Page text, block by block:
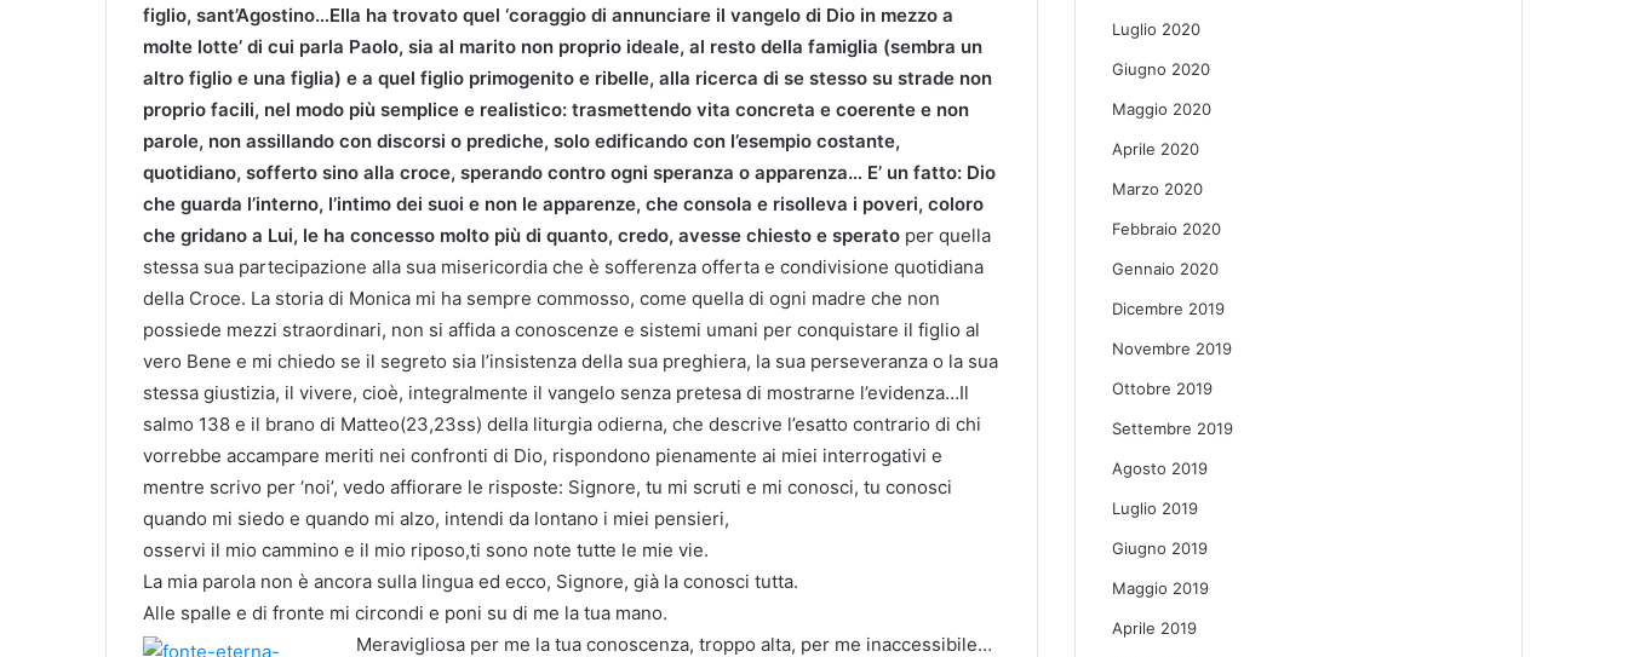
figlio, sant’Agostino…Ella ha trovato quel ‘coraggio di annunciare il vangelo di Dio in mezzo a
molte lotte’ di cui parla Paolo, sia al marito non proprio ideale, al resto della famiglia (sembra un
altro figlio e una figlia) e a quel figlio primogenito e ribelle, alla ricerca di se stesso su strade non
proprio facili, nel modo più semplice e realistico: trasmettendo vita concreta e coerente e non
parole, non assillando con discorsi o prediche, solo edificando con l’esempio costante,
quotidiano, sofferto sino alla croce, sperando contro ogni speranza o apparenza… E’ un fatto: Dio
che guarda l’interno, l’intimo dei suoi e non le apparenze, che consola e risolleva i poveri, coloro
che gridano a Lui, le ha concesso molto più di quanto, credo, avesse chiesto e sperato per quella
stessa sua partecipazione alla sua misericordia che è sofferenza offerta e condivisione quotidiana
della Croce. La storia di Monica mi ha sempre commosso, come quella di ogni madre che non
possiede mezzi straordinari, non si affida a conoscenze e sistemi umani per conquistare il figlio al
vero Bene e mi chiedo se il segreto sia l’insistenza della sua preghiera, la sua perseveranza o la sua
stessa giustizia, il vivere, cioè, integralmente il vangelo senza pretesa di mostrarne l’evidenza…Il
salmo 138 e il brano di Matteo(23,23ss) della liturgia odierna, che descrive l’esatto contrario di chi
vorrebbe accampare meriti nei confronti di Dio, rispondono pienamente ai miei interrogativi e
mentre scrivo per ‘noi’, vedo affiorare le risposte: Signore, tu mi scruti e mi conosci, tu conosci
quando mi siedo e quando mi alzo, intendi da lontano i miei pensieri,
osservi il mio cammino e il mio riposo,ti sono note tutte le mie vie.
La mia parola non è ancora sulla lingua ed ecco, Signore, già la conosci tutta.
Alle spalle e di fronte mi circondi e poni su di me la tua mano.
Meravigliosa per me la tua conoscenza, troppo alta, per me inaccessibile…
Luglio 2020
Giugno 2020
Maggio 2020
Aprile 2020
Marzo 2020
Febbraio 2020
Gennaio 2020
Dicembre 2019
Novembre 2019
Ottobre 2019
Settembre 2019
Agosto 2019
Luglio 2019
Giugno 2019
Maggio 2019
Aprile 2019